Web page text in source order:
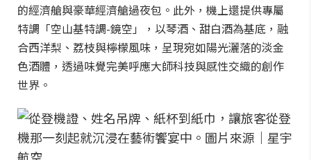
的經濟艙與豪華經濟艙過夜包。此外，機上還提供專屬
特調「空山基特調-鏡空」，以琴酒、甜白酒為基底，融
合西洋梨、荔枝與檸檬風味，呈現宛如陽光灑落的淡金
色酒體，透過味覺完美呼應大師科技與感性交織的創作
世界。